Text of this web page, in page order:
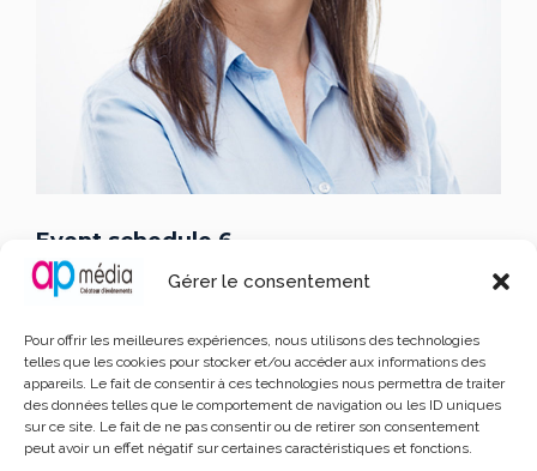
Gérer le consentement
Pour offrir les meilleures expériences, nous utilisons des technologies
telles que les cookies pour stocker et/ou accéder aux informations des
appareils. Le fait de consentir à ces technologies nous permettra de traiter
des données telles que le comportement de navigation ou les ID uniques
sur ce site. Le fait de ne pas consentir ou de retirer son consentement
peut avoir un effet négatif sur certaines caractéristiques et fonctions.
Event schedule 6
06:00 - 08:45
Karmen/ Web Developer
Lorem ipsum dolor sit amet, consectetur adipiscing elit.
Sed vitae diam metus. Donec cursus magna eget sem
convallis facilisis. Vestibulum dictum nibh at ullamcorper
tincidunt. Phasellus scelerisque nisl non ullamcorper
pellentesque. Nunc sagittis, felis in feugiat mollis, libero